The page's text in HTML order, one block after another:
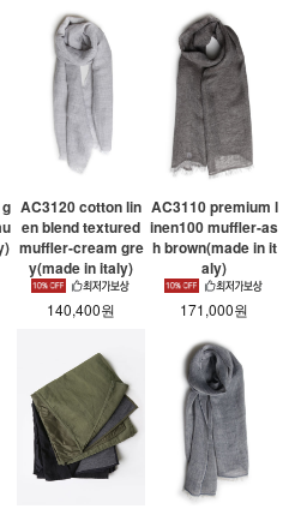
AC3120 cotton lin
en blend textured
muffler-cream gre
y(made in italy)
140,400원
AC3110 premium l
inen100 muffler-as
h brown(made in it
aly)
171,000원